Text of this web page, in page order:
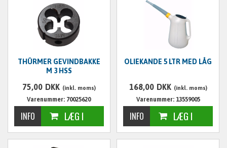
THÜRMER GEVINDBAKKE
M 3 HSS
75,00 DKK (inkl. moms)
Varenummer: 70025620
OLIEKANDE 5 LTR MED LÅG
168,00 DKK (inkl. moms)
Varenummer: 13559005